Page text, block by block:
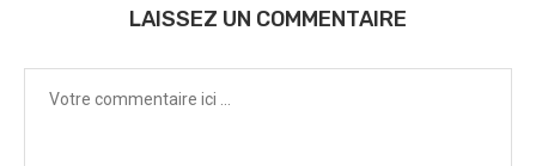
LAISSEZ UN COMMENTAIRE